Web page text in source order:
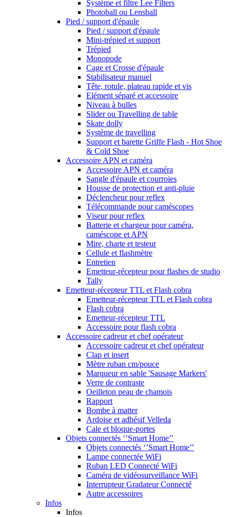
Système et filtre Lee Filters
Photoball ou Lensball
Pied / support d'épaule
Pied / support d'épaule
Mini-trépied et support
Trépied
Monopode
Cage et Crosse d'épaule
Stabilisateur manuel
Tête, rotule, plateau rapide et vis
Elément séparé et accessoire
Niveau à bulles
Slider ou Travelling de table
Skate dolly
Système de travelling
Support et barette Griffe Flash - Hot Shoe
& Cold Shoe
Accessoire APN et caméra
Accessoire APN et caméra
Sangle d'épaule et courroies
Housse de protection et anti-pluie
Déclencheur pour reflex
Télécommande pour caméscopes
Viseur pour reflex
Batterie et chargeur pour caméra,
caméscope et APN
Mire, charte et testeur
Cellule et flashmètre
Entretien
Emetteur-récepteur pour flashes de studio
Tally
Emetteur-récepteur TTL et Flash cobra
Emetteur-récepteur TTL et Flash cobra
Flash cobra
Emetteur-récepteur TTL
Accessoire pour flash cobra
Accessoire cadreur et chef opérateur
Accessoire cadreur et chef opérateur
Clap et insert
Mètre ruban cm/pouce
Marqueur en sable 'Sausage Markers'
Verre de contraste
Oeilleton peau de chamois
Rapport
Bombe à matter
Ardoise et adhésif Velleda
Cale et bloque-portes
Objets connectés ‘’Smart Home’’
Objets connectés ‘’Smart Home’’
Lampe connectée WiFi
Ruban LED Connecté WiFi
Caméra de vidéosurveillance WiFi
Interrupteur Gradateur Connecté
Autre accessoires
Infos
Infos